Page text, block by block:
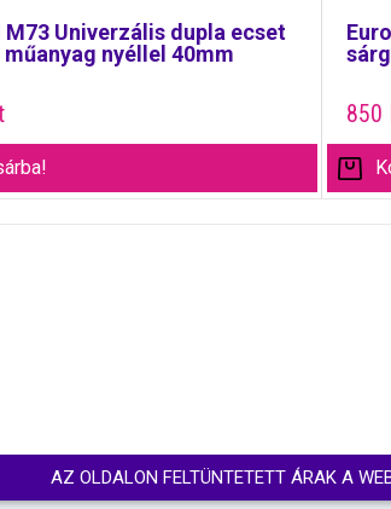
M73 Univerzális dupla ecset
nyéllel 40mm
850
AZ OLDALON FELTÜNTETETT ÁRAK A